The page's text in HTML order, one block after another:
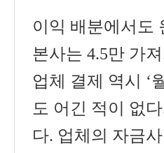
이익 배분에서도
본사는 4.5만 가
업체 결제 역시 ‘
도 어긴 적이 없다
다. 업체의 자금